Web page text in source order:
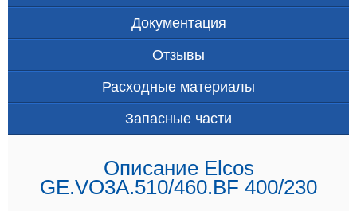
Документация
Отзывы
Расходные материалы
Запасные части
Описание Elcos
GE.VO3A.510/460.BF 400/230